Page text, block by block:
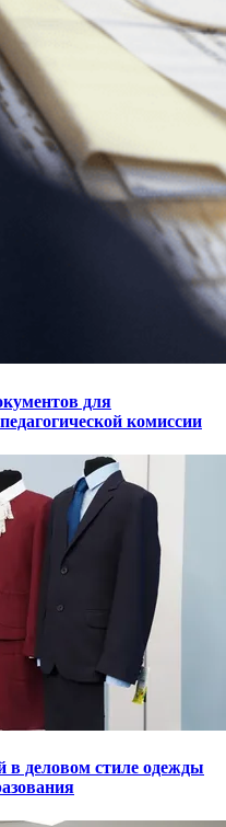
для
комиссии
в деловом стиле одежды